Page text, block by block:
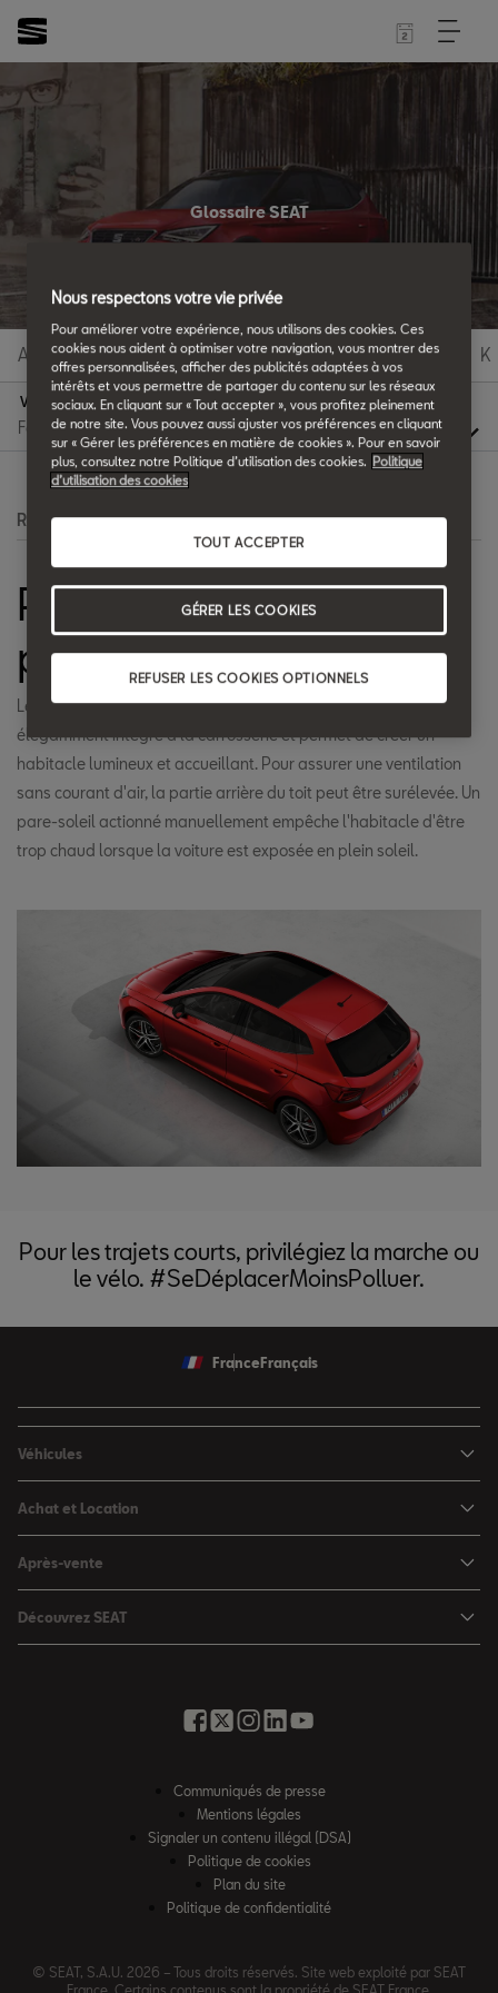
Glossaire SEAT
A B C D E F G H I J K
V
Recherche
Panneau de vitres
panoramiques
Le panneau de vitres panoramiques de la nouvelle Ibiza est
élégamment intégré à la carrosserie et permet de créer un
habitacle lumineux et accueillant. Pour assurer une ventilation
sans courant d'air, la partie arrière du toit peut être surélevée. Un
pare-soleil actionné manuellement empêche l'habitacle d'être
trop chaud lorsque la voiture est exposée en plein soleil.
Pour les trajets courts, privilégiez la marche ou
le vélo. #SeDéplacerMoinsPolluer.
France Français
Véhicules
Nouvelle Arona
Leon 5 portes
Leon Sportstourer
Ateca
Achat et Location
Nos offres du moment
Nos SEAT neuves en stock
Après-vente
Services en ligne SEAT CONNECT
Rappel des airbags Takata
Contrat d'entretien SEAT
Nos offres entretien
Découvrez SEAT
Glossaire des termes auto
Règlement européen sur les données
Communiqués de presse
Mentions légales
Signaler un contenu illégal (DSA)
Politique de cookies
Plan du site
Politique de confidentialité
© SEAT, S.A.U. 2026 – Tous droits réservés. Site web exploité par SEAT
France. Certains contenus sont la propriété de SEAT France.
Nous respectons votre vie privée
Pour améliorer votre expérience, nous utilisons des cookies. Ces
cookies nous aident à optimiser votre navigation, vous montrer des
offres personnalisées, afficher des publicités adaptées à vos
intérêts et vous permettre de partager du contenu sur les réseaux
sociaux. En cliquant sur « Tout accepter », vous profitez pleinement
de notre site. Vous pouvez aussi ajuster vos préférences en cliquant
sur « Gérer les préférences en matière de cookies ». Pour en savoir
plus, consultez notre Politique d’utilisation des cookies. Politique
d’utilisation des cookies
REFUSER LES COOKIES OPTIONNELS
TOUT ACCEPTER
GÉRER LES COOKIES